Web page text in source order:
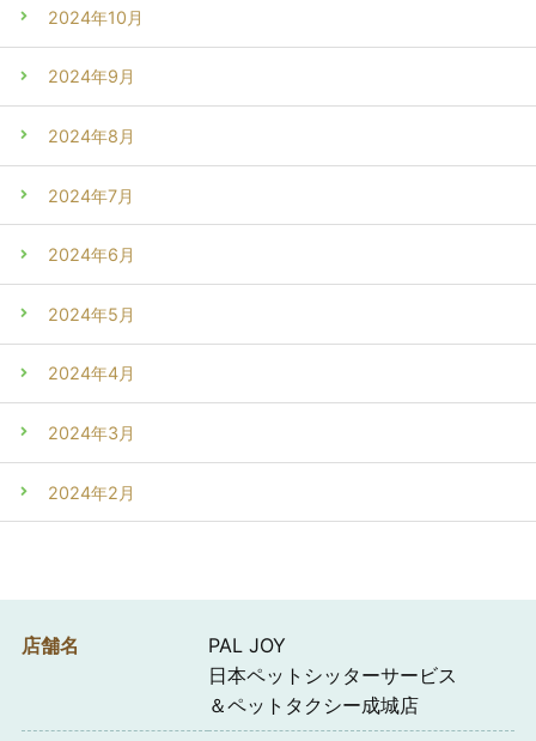
2024年10月
2024年9月
2024年8月
2024年7月
2024年6月
2024年5月
2024年4月
2024年3月
2024年2月
店舗名
PAL JOY
日本ペットシッターサービス
＆ペットタクシー成城店